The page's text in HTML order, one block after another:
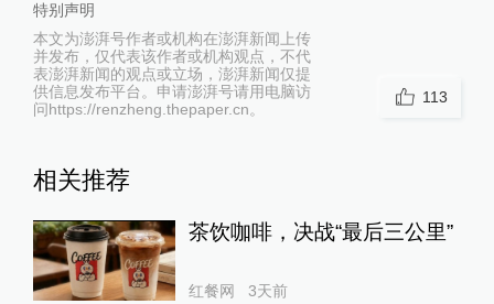
特别声明
本文为澎湃号作者或机构在澎湃新闻上传
并发布，仅代表该作者或机构观点，不代
表澎湃新闻的观点或立场，澎湃新闻仅提
供信息发布平台。申请澎湃号请用电脑访
问https://renzheng.thepaper.cn。
113
相关推荐
茶饮咖啡，决战“最后三公里”
红餐网
3天前